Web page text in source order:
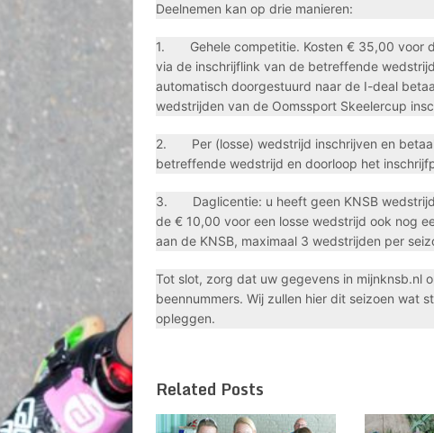
Deelnemen kan op drie manieren:
1. Gehele competitie. Kosten € 35,00 voor
via de inschrijflink van de betreffende
automatisch doorgestuurd naar de I-deal
wedstrijden van de Oomssport Skeelercup
2. Per (losse) wedstrijd inschrijven en
betreffende wedstrijd en doorloop het
3. Daglicentie: u heeft geen KNSB
de € 10,00 voor een losse wedstrijd ook nog
aan de KNSB, maximaal 3 wedstrijden per
Tot slot, zorg dat uw gegevens in mijnknsb.nl
beennummers. Wij zullen hier dit seizoen wat
opleggen.
Related Posts